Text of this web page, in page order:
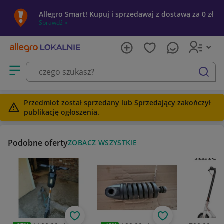
Allegro Smart! Kupuj i sprzedawaj z dostawą za 0 zł
Sprawdź »
Otwórz menu z kategoriami
szukaj
Przedmiot został sprzedany lub Sprzedający zakończył
publikację ogłoszenia.
Podobne ofertyZOBACZ WSZYSTKIE
Obserwuj
Obserwuj